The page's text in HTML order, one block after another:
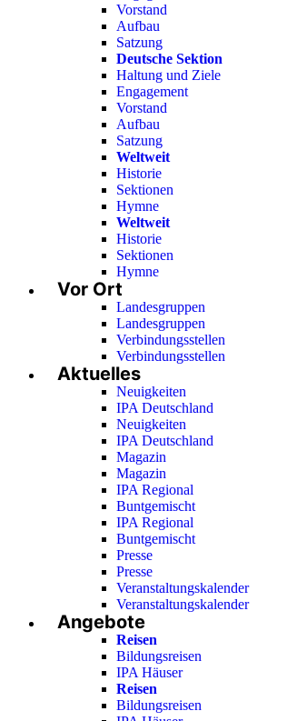
Vorstand
Aufbau
Satzung
Deutsche Sektion
Haltung und Ziele
Engagement
Vorstand
Aufbau
Satzung
Weltweit
Historie
Sektionen
Hymne
Weltweit
Historie
Sektionen
Hymne
Vor Ort
Landesgruppen
Landesgruppen
Verbindungsstellen
Verbindungsstellen
Aktuelles
Neuigkeiten
IPA Deutschland
Neuigkeiten
IPA Deutschland
Magazin
Magazin
IPA Regional
Buntgemischt
IPA Regional
Buntgemischt
Presse
Presse
Veranstaltungskalender
Veranstaltungskalender
Angebote
Reisen
Bildungsreisen
IPA Häuser
Reisen
Bildungsreisen